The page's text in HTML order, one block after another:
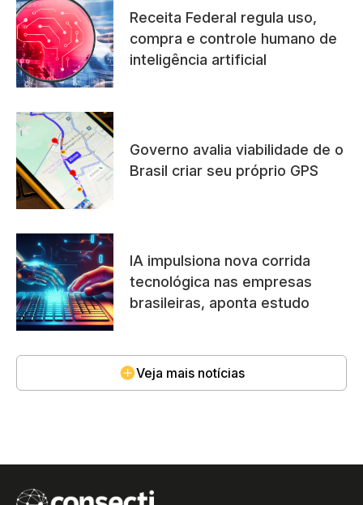
Receita Federal regula uso,
compra e controle humano de
inteligência artificial
Governo avalia viabilidade de o
Brasil criar seu próprio GPS
IA impulsiona nova corrida
tecnológica nas empresas
brasileiras, aponta estudo
Veja mais notícias